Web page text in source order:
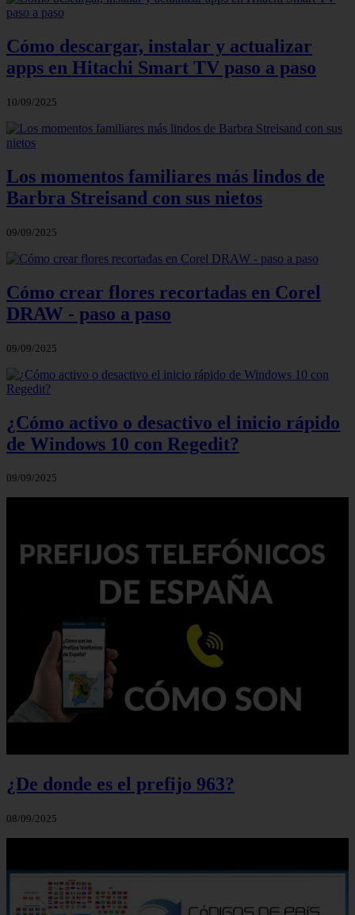
Cómo descargar, instalar y actualizar
apps en Hitachi Smart TV paso a paso
10/09/2025
Los momentos familiares más lindos de
Barbra Streisand con sus nietos
09/09/2025
Cómo crear flores recortadas en Corel
DRAW - paso a paso
09/09/2025
¿Cómo activo o desactivo el inicio rápido
de Windows 10 con Regedit?
09/09/2025
¿De donde es el prefijo 963?
08/09/2025